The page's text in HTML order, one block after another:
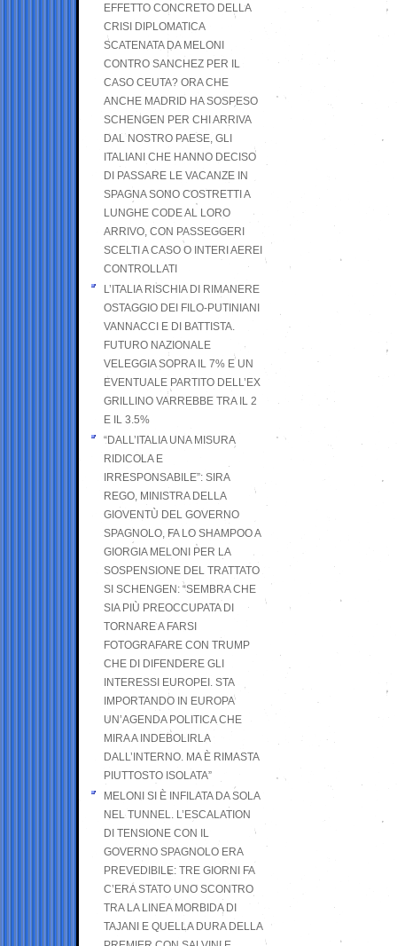
EFFETTO CONCRETO DELLA
CRISI DIPLOMATICA
SCATENATA DA MELONI
CONTRO SANCHEZ PER IL
CASO CEUTA? ORA CHE
ANCHE MADRID HA SOSPESO
SCHENGEN PER CHI ARRIVA
DAL NOSTRO PAESE, GLI
ITALIANI CHE HANNO DECISO
DI PASSARE LE VACANZE IN
SPAGNA SONO COSTRETTI A
LUNGHE CODE AL LORO
ARRIVO, CON PASSEGGERI
SCELTI A CASO O INTERI AEREI
CONTROLLATI
L’ITALIA RISCHIA DI RIMANERE
OSTAGGIO DEI FILO-PUTINIANI
VANNACCI E DI BATTISTA.
FUTURO NAZIONALE
VELEGGIA SOPRA IL 7% E UN
EVENTUALE PARTITO DELL’EX
GRILLINO VARREBBE TRA IL 2
E IL 3.5%
“DALL’ITALIA UNA MISURA
RIDICOLA E
IRRESPONSABILE”: SIRA
REGO, MINISTRA DELLA
GIOVENTÙ DEL GOVERNO
SPAGNOLO, FA LO SHAMPOO A
GIORGIA MELONI PER LA
SOSPENSIONE DEL TRATTATO
SI SCHENGEN: “SEMBRA CHE
SIA PIÙ PREOCCUPATA DI
TORNARE A FARSI
FOTOGRAFARE CON TRUMP
CHE DI DIFENDERE GLI
INTERESSI EUROPEI. STA
IMPORTANDO IN EUROPA
UN’AGENDA POLITICA CHE
MIRA A INDEBOLIRLA
DALL’INTERNO. MA È RIMASTA
PIUTTOSTO ISOLATA”
MELONI SI È INFILATA DA SOLA
NEL TUNNEL. L’ESCALATION
DI TENSIONE CON IL
GOVERNO SPAGNOLO ERA
PREVEDIBILE: TRE GIORNI FA
C’ERA STATO UNO SCONTRO
TRA LA LINEA MORBIDA DI
TAJANI E QUELLA DURA DELLA